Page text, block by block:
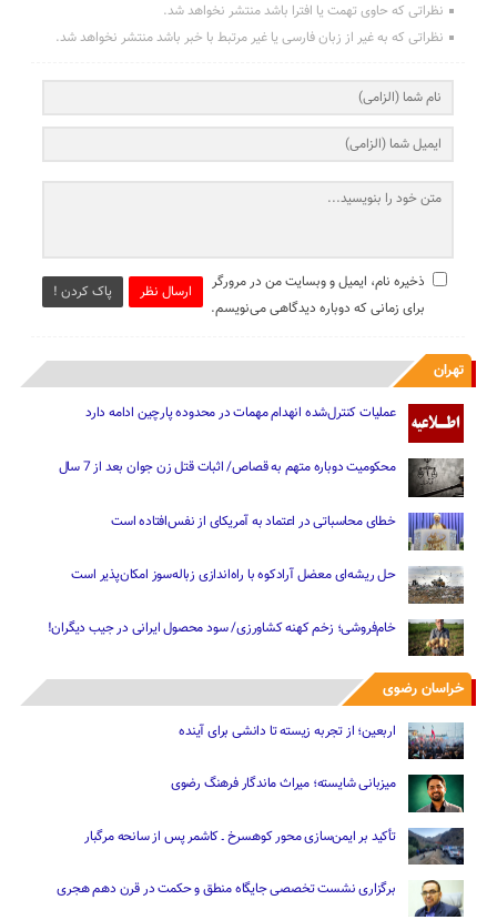
نظراتی که حاوی تهمت یا افترا باشد منتشر نخواهد شد.
نظراتی که به غیر از زبان فارسی یا غیر مرتبط با خبر باشد منتشر نخواهد شد.
ارسال نظر پاک کردن !
ذخیره نام، ایمیل و وبسایت من در مرورگر
برای زمانی که دوباره دیدگاهی می‌نویسم.
تهران
عملیات کنترل‌شده انهدام مهمات در محدوده پارچین ادامه دارد
محکومیت دوباره متهم به قصاص/ اثبات قتل زن جوان بعد از 7 سال
خطای محاسباتی در اعتماد به آمریکای از نفس‌افتاده است
حل ریشه‌ای معضل آرادکوه با راه‌اندازی زباله‌سوز امکان‌پذیر است
خام‌فروشی؛ زخم کهنه کشاورزی/ سود محصول ایرانی در جیب دیگران!
خراسان رضوی
اربعین؛ از تجربه زیسته تا دانشی برای آینده
میزبانی شایسته؛ میراث ماندگار فرهنگ رضوی
تأکید بر ایمن‌سازی محور کوهسرخ ـ کاشمر پس از سانحه مرگبار
برگزاری نشست تخصصی جایگاه منطق و حکمت در قرن دهم هجری